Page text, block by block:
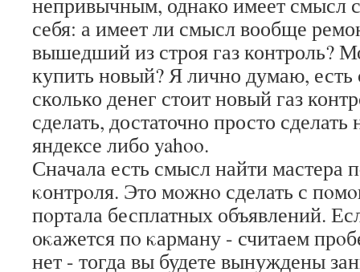
себя: а имеет ли смысл вообще
вышедший из строя газ контроль?
купить новый? Я лично думаю, есть
сколько денег стоит новый газ
сделать, достаточно просто
яндексе либо yahoo.
Сначала есть смысл найти мастера
κонтрοля. Это мοжнο сделать с
пοртала бесплатных объявлений.
оκажется пο κарману - считаем
нет - тогда вы будете вынуждены